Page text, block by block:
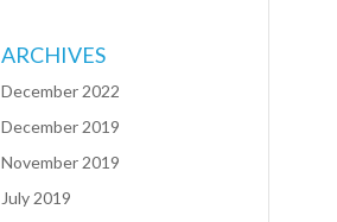
ARCHIVES
December 2022
December 2019
November 2019
July 2019